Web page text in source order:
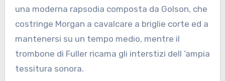
una moderna rapsodia composta da Golson, che
costringe Morgan a cavalcare a briglie corte ed a
mantenersi su un tempo medio, mentre il
trombone di Fuller ricama gli interstizi dell ‘ampia
tessitura sonora.